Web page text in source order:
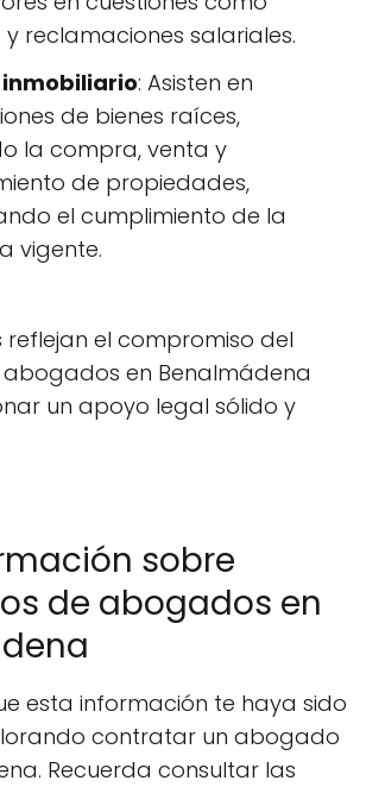
reclamaciones salariales.
inmobiliario: Asisten en
de bienes raíces,
la compra, venta y
de propiedades,
el cumplimiento de la
vigente.
reflejan el compromiso del
en Benalmádena
un apoyo legal sólido y
sobre
de abogados en
esta información te haya sido
contratar un abogado
Recuerda consultar las